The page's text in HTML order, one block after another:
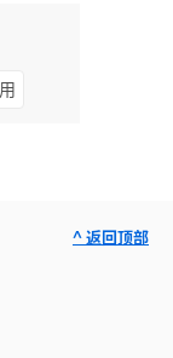
^ 返回顶部